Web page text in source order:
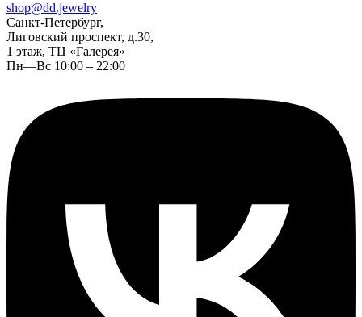
shop@dd.jewelry
Санкт-Петербург,
Лиговский проспект, д.30,
1 этаж, ТЦ «Галерея»
Пн—Вс 10:00 – 22:00